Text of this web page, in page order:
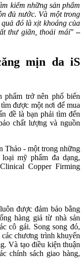
kiếm những sản phẩm
đủ nước. Và một trong
đó là xịt khoáng của
thư giãn, thoải mái”–
mịn da iS
phẩm trở nên phổ biến
được một nơi để mua
đề là bạn phải tìm đến
chất lượng và nguồn
Thảo - một trong những
mỹ phẩm đa dạng,
Copper Firming
được đảm bảo bằng
hàng giả từ nhà sản
cô gái. Song song đó,
chương trình khuyến
Và tạo điều kiện thuận
chính sách giao hàng,